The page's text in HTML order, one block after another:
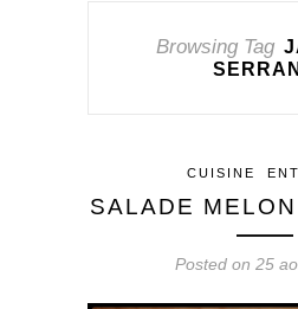
Browsing Tag
CUISINE
SALADE
Posted on 25